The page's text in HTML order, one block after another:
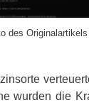
des
wurden die